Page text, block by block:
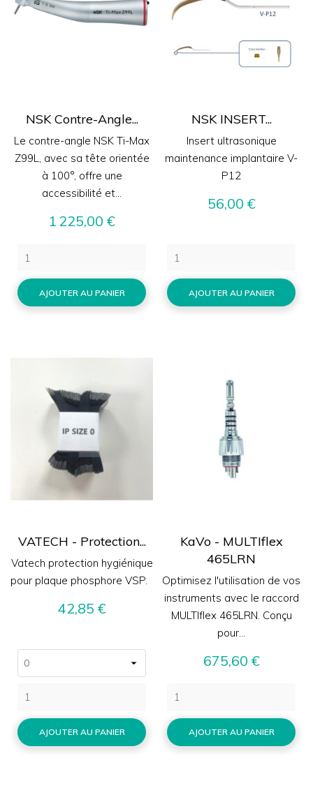
NSK Contre-Angle...
Le contre-angle NSK Ti-Max
Z99L, avec sa tête orientée
à 100°, offre une
accessibilité et...
Prix
1 225,00 €
AJOUTER AU PANIER
NSK INSERT...
Insert ultrasonique
maintenance implantaire V-
P12
Prix
56,00 €
AJOUTER AU PANIER
VATECH - Protection...
Vatech protection hygiénique
pour plaque phosphore VSP.
Prix
42,85 €
AJOUTER AU PANIER
KaVo - MULTIflex
465LRN
Optimisez l'utilisation de vos
instruments avec le raccord
MULTIflex 465LRN. Conçu
pour...
Prix
675,60 €
AJOUTER AU PANIER